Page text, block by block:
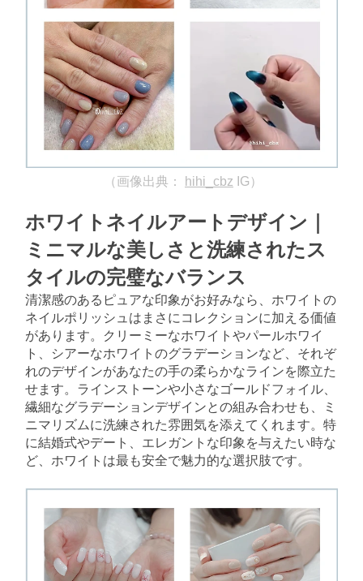
（画像出典： hihi_cbz IG）
ホワイトネイルアートデザイン｜
ミニマルな美しさと洗練されたス
タイルの完璧なバランス
清潔感のあるピュアな印象がお好みなら、ホワイトの
ネイルポリッシュはまさにコレクションに加える価値
があります。クリーミーなホワイトやパールホワイ
ト、シアーなホワイトのグラデーションなど、それぞ
れのデザインがあなたの手の柔らかなラインを際立た
せます。ラインストーンや小さなゴールドフォイル、
繊細なグラデーションデザインとの組み合わせも、ミ
ニマリズムに洗練された雰囲気を添えてくれます。特
に結婚式やデート、エレガントな印象を与えたい時な
ど、ホワイトは最も安全で魅力的な選択肢です。